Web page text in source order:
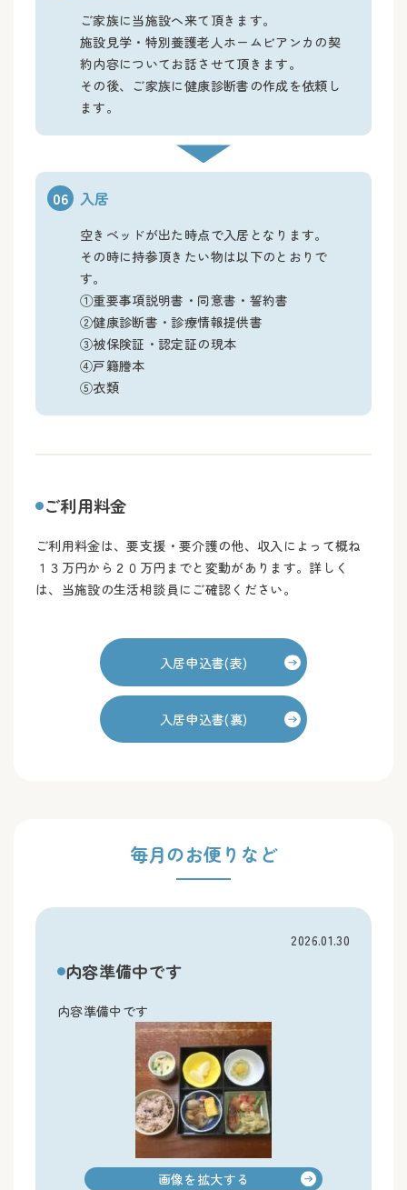
ご家族に当施設へ来て頂きます。
施設見学・特別養護老人ホームビアンカの契
約内容についてお話させて頂きます。
その後、ご家族に健康診断書の作成を依頼し
ます。
06 入居
空きベッドが出た時点で入居となります。
その時に持参頂きたい物は以下のとおりで
す。
①重要事項説明書・同意書・誓約書
②健康診断書・診療情報提供書
③被保険証・認定証の現本
④戸籍謄本
⑤衣類
ご利用料金
ご利用料金は、要支援・要介護の他、収入によって概ね
１３万円から２０万円までと変動があります。詳しく
は、当施設の生活相談員にご確認ください。
入居申込書(表)
入居申込書(裏)
毎月のお便りなど
2026.01.30
内容準備中です
内容準備中です
画像を拡大する